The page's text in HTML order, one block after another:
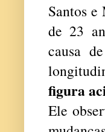
Santos
de 23
causa
figura
Ele